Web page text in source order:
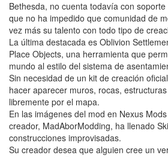
Bethesda, no cuenta todavía con
que no ha impedido que comunidad de
vez más su talento con todo tipo de
La última destacada es Oblivion
Place Objects, una herramienta que
mundo al estilo del sistema de
Sin necesidad de un kit de creación
hacer aparecer muros, rocas,
libremente por el mapa.
En las imágenes del mod en Nexus
creador, MadAborModding, ha llenado
construcciones improvisadas.
Su creador desea que alguien cree un